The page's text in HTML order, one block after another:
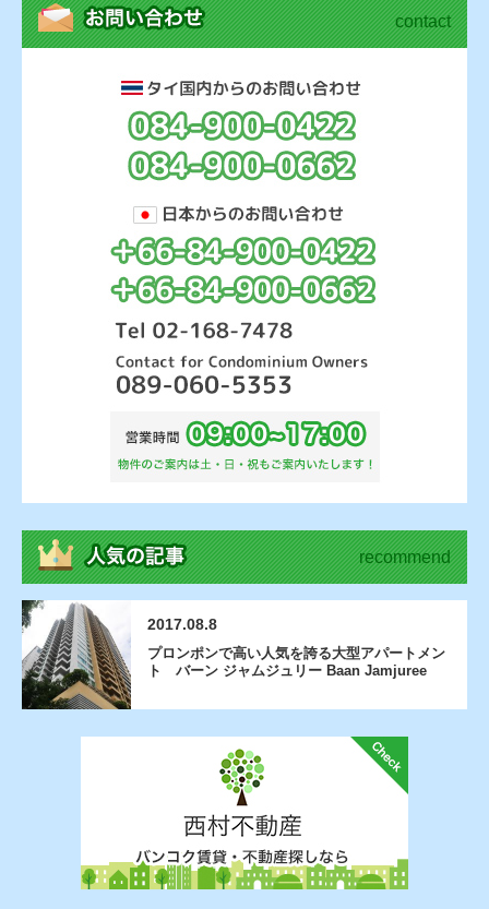
contact
recommend
2017.08.8
プロンポンで高い人気を誇る大型アパートメン
ト バーン ジャムジュリー Baan Jamjuree